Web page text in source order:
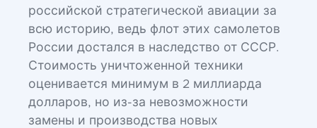
российской стратегической авиации за
всю историю, ведь флот этих самолетов
России достался в наследство от СССР.
Стоимость уничтоженной техники
оценивается минимум в 2 миллиарда
долларов, но из-за невозможности
замены и производства новых